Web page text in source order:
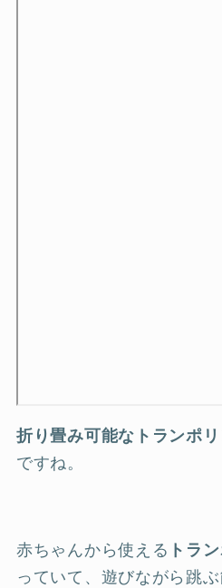
折り畳み可能なトランポ
ですね。
赤ちゃんから使える トラ
っていて、遊びながら跳